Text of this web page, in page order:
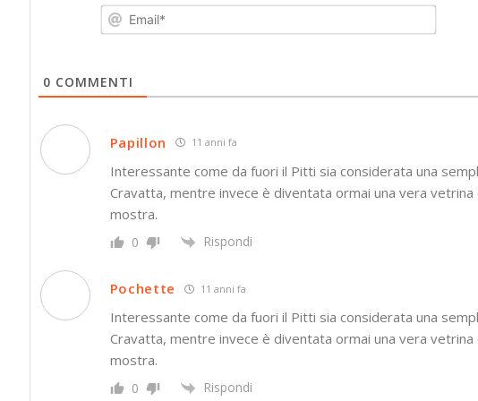
Email*
0 COMMENTI
Papillon 11 anni fa
Interessante come da fuori il Pitti sia considerata una
Cravatta, mentre invece è diventata ormai una vera
mostra.
0 Rispondi
Pochette 11 anni fa
Interessante come da fuori il Pitti sia considerata una
Cravatta, mentre invece è diventata ormai una vera
mostra.
0 Rispondi